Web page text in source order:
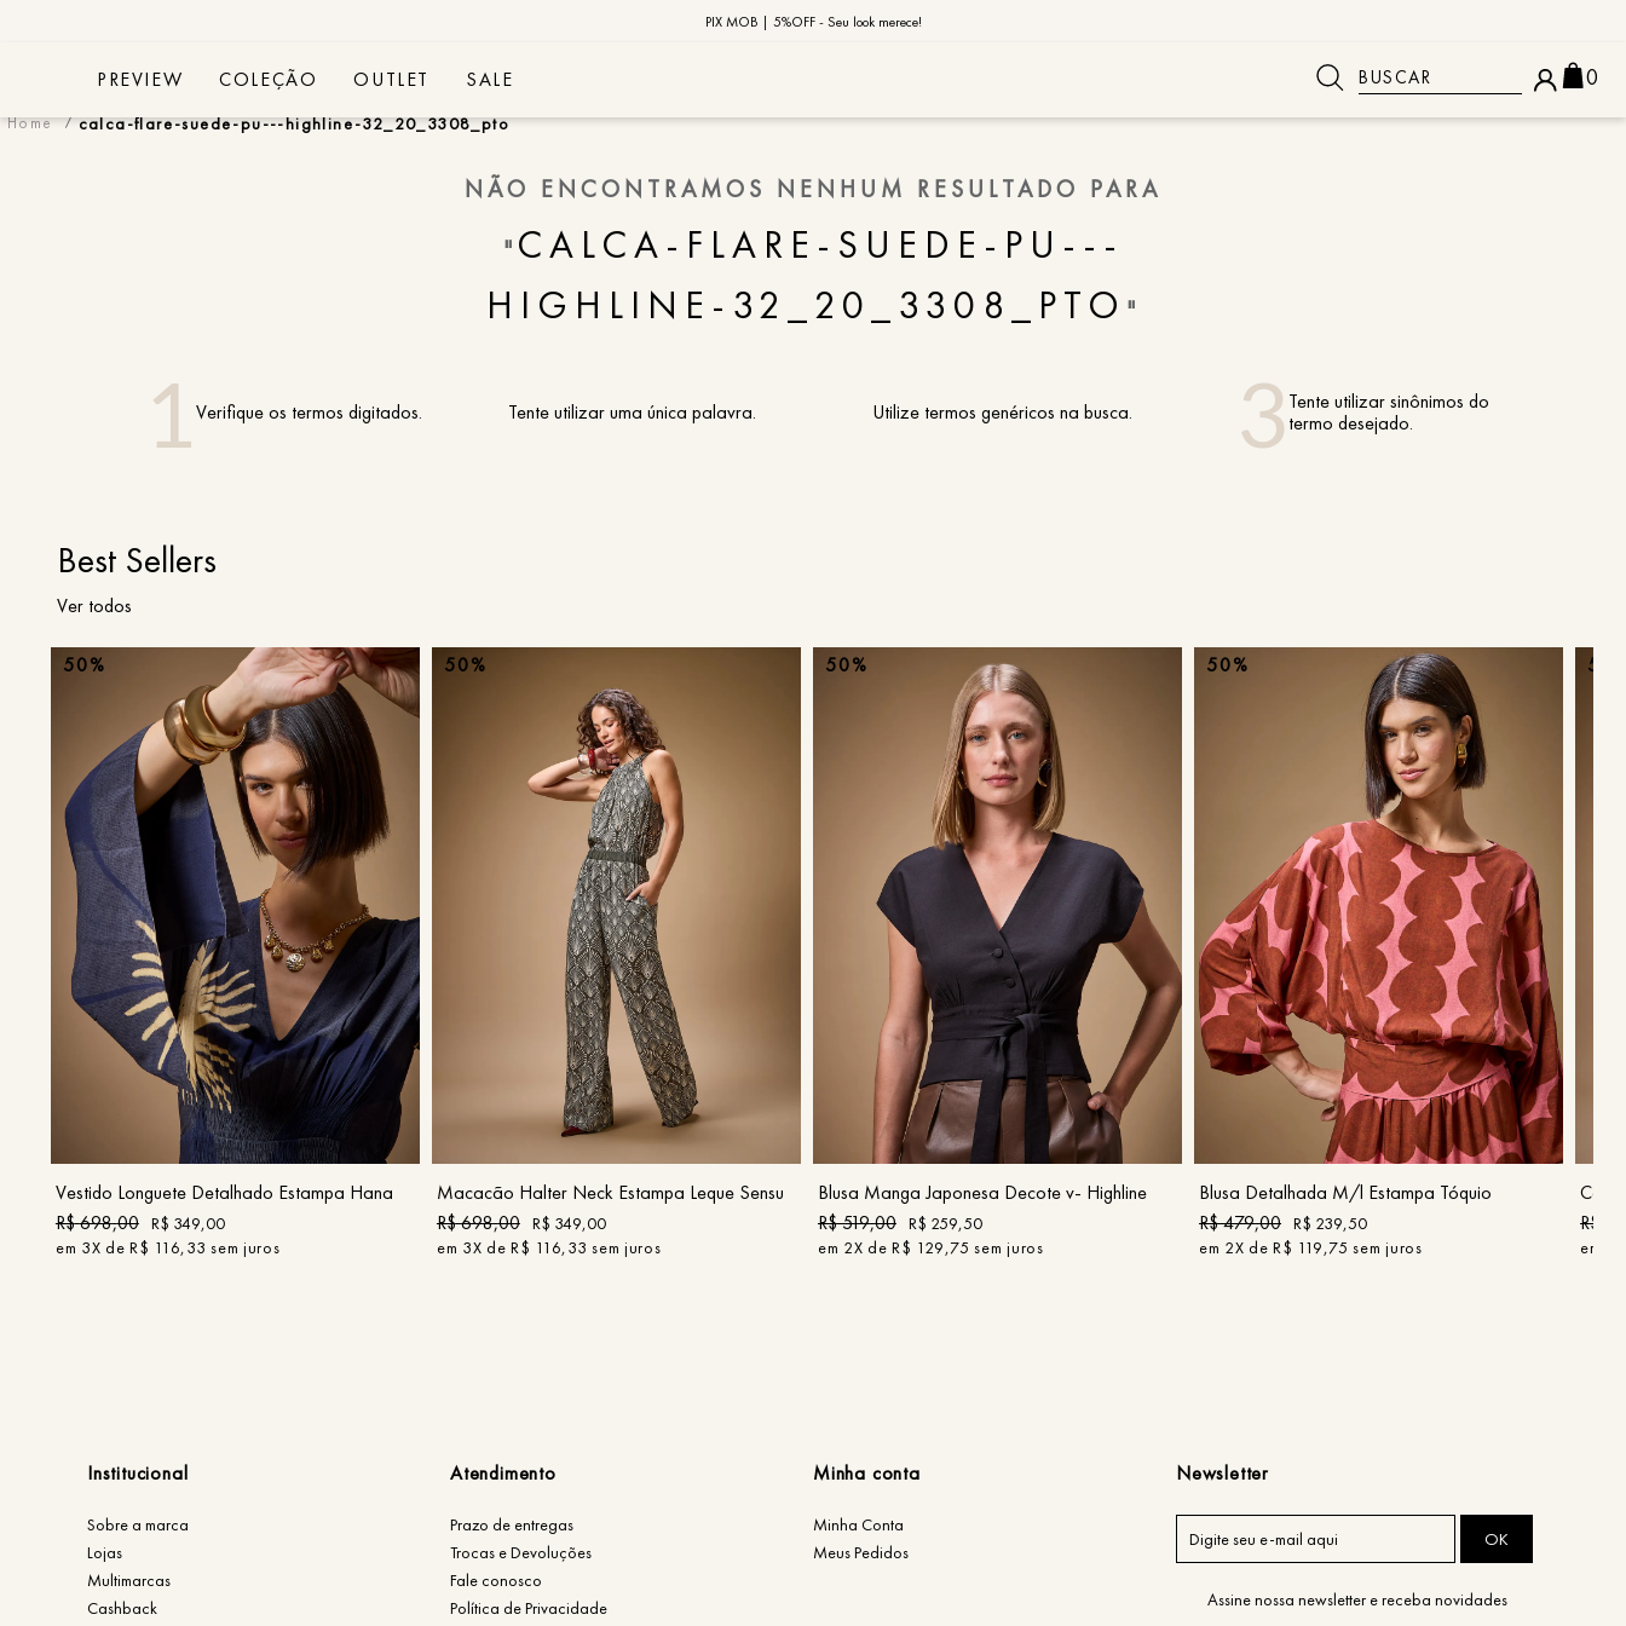
PIX MOB | 5%OFF - Seu look merece!
10% OFF na primeira compra | Cupom: BEMVINDO10*
MOB | Preview Índia
PREVIEW COLEÇÃO OUTLET SALE Buscar 0
calca-flare-suede-pu---highline-32_20_3308_pto
NÃO ENCONTRAMOS NENHUM RESULTADO PARA
" CALCA-FLARE-SUEDE-PU---
HIGHLINE-32_20_3308_PTO "
Verifique os termos digitados. Tente utilizar uma única palavra. Utilize termos genéricos na busca.
Tente utilizar sinônimos do
termo desejado.
Best Sellers
Ver todos
50%
P M
COMPRAR
Vestido Longuete Detalhado Estampa Hana
R$698,00 R$ 349,00
em 3X deR$ 116,33 sem juros
50%
M GG
COMPRAR
Macacão Halter Neck Estampa Leque Sensu
R$698,00 R$ 349,00
em 3X deR$ 116,33 sem juros
50%
COMPRAR
Blusa Manga Japonesa Decote v- Highline
R$519,00 R$ 259,50
em 2X deR$ 129,75 sem juros
50%
P G GG
COMPRAR
Blusa Detalhada M/l Estampa Tóquio
R$479,00 R$ 239,50
em 2X deR$ 119,75 sem juros
R$
em
Institucional
Sobre a marca
Lojas
Multimarcas
Cashback
Atendimento
Prazo de entregas
Trocas e Devoluções
Fale conosco
Política de Privacidade
Minha conta
Minha Conta
Meus Pedidos
Newsletter
OK
Assine nossa newsletter e receba novidades
2 saia
3º calça
6º camisa